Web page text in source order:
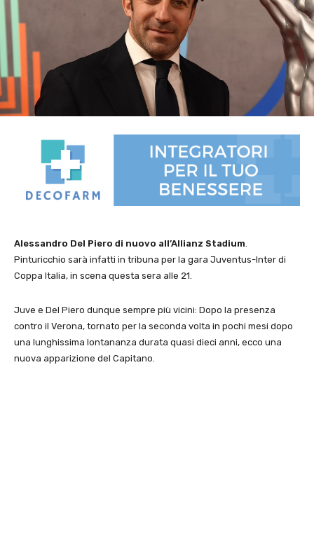
Alessandro Del Piero di nuovo all’Allianz Stadium
Pinturicchio sarà infatti in tribuna per la gara Juventus-Inter di
Coppa Italia, in scena questa sera alle 21.
Juve e Del Piero dunque sempre più vicini: Dopo la presenza
contro il Verona, tornato per la seconda volta in pochi mesi dopo
una lunghissima lontananza durata quasi dieci anni, ecco una
nuova apparizione del Capitano.